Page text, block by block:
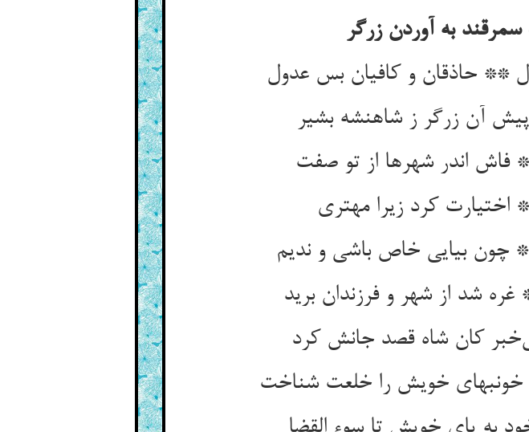
به آوردن زرگر
آن زرگر ز شاهنشه بشیر
شد از شهر و فرزندان برید
کان شاه قصد جانش کرد